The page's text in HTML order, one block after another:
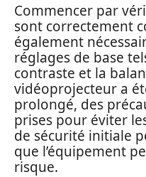
Commencer par
sont correctement
également
réglages de base
contraste et la
vidéoprojecteur a
prolongé, des
prises pour éviter
de sécurité initiale
que l’équipement
risque.